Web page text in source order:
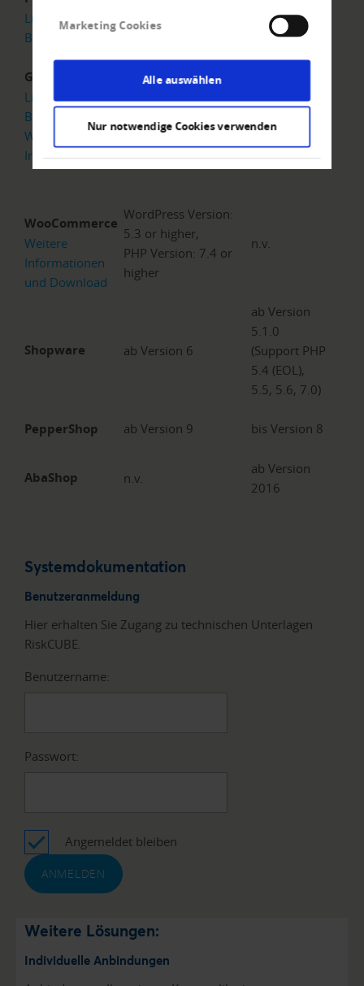
Marketing Cookies
Alle auswählen
Nur notwendige Cookies verwenden
Link zur
Bestellung
n.v.
Gambio
Link zur
Bestellung
Weitere
Informationen
ab Version 3.14 n.v.
WooCommerce
Weitere
Informationen
und Download
WordPress Version:
5.3 or higher,
PHP Version: 7.4 or
higher
n.v.
Shopware ab Version 6
ab Version
5.1.0
(Support PHP
5.4 (EOL),
5.5, 5.6, 7.0)
PepperShop ab Version 9 bis Version 8
AbaShop n.v.
ab Version
2016
Systemdokumentation
Benutzeranmeldung
Hier erhalten Sie Zugang zu technischen Unterlagen
RiskCUBE.
Benutzername:
Passwort:
Angemeldet bleiben
Weitere Lösungen:
Individuelle Anbindungen